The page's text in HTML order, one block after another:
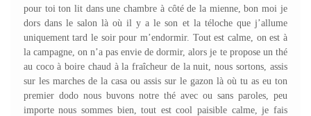
pour toi ton lit dans une chambre à côté de la mienne, bon moi je
dors dans le salon là où il y a le son et la téloche que j’allume
uniquement tard le soir pour m’endormir. Tout est calme, on est à
la campagne, on n’a pas envie de dormir, alors je te propose un thé
au coco à boire chaud à la fraîcheur de la nuit, nous sortons, assis
sur les marches de la casa ou assis sur le gazon là où tu as eu ton
premier dodo nous buvons notre thé avec ou sans paroles, peu
importe nous sommes bien, tout est cool paisible calme, je fais